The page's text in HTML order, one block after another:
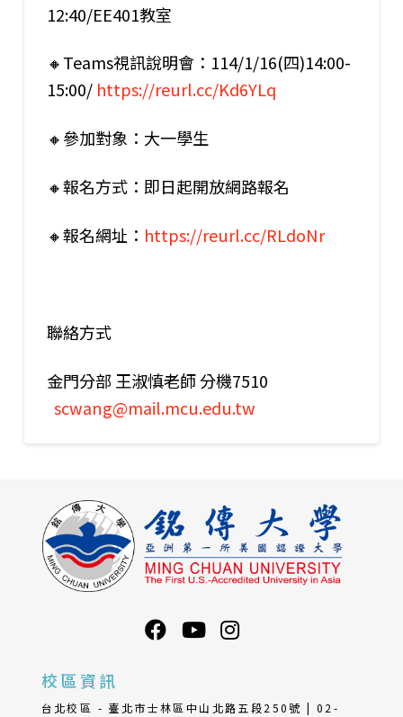
12:40/EE401教室
🔸Teams視訊說明會：114/1/16(四)14:00-
15:00/ https://reurl.cc/Kd6YLq
🔸參加對象：大一學生
🔸報名方式：即日起開放網路報名
🔸報名網址： https://reurl.cc/RLdoNr
聯絡方式
金門分部 王淑慎老師 分機7510
scwang@mail.mcu.edu.tw
校區資訊
台北校區 - 臺北市士林區中山北路五段250號 | 02-